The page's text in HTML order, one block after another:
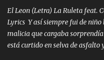
los HERMANOS un cerebro
El Leon (Letra) La Ruleta feat.
Lyrics Y así siempre fui de
malicia que cargaba
está curtido en selva de asfalto